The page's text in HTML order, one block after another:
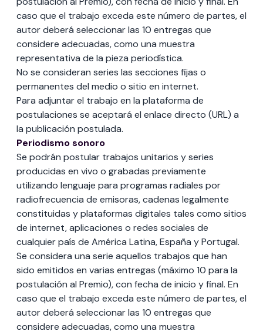
caso que el trabajo exceda este número de partes, el
autor deberá seleccionar las 10 entregas que
considere adecuadas, como una muestra
representativa de la pieza periodística.
No se consideran series las secciones fijas o
permanentes del medio o sitio en internet.
Para adjuntar el trabajo en la plataforma de
postulaciones se aceptará el enlace directo (URL) a
la publicación postulada.
Periodismo sonoro
Se podrán postular trabajos unitarios y series
producidas en vivo o grabadas previamente
utilizando lenguaje para programas radiales por
radiofrecuencia de emisoras, cadenas legalmente
constituidas y plataformas digitales tales como sitios
de internet, aplicaciones o redes sociales de
cualquier país de América Latina, España y Portugal.
Se considera una serie aquellos trabajos que han
sido emitidos en varias entregas (máximo 10 para la
postulación al Premio), con fecha de inicio y final. En
caso que el trabajo exceda este número de partes, el
autor deberá seleccionar las 10 entregas que
considere adecuadas, como una muestra